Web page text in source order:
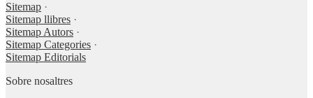
Sitemap ·
Sitemap llibres ·
Sitemap Autors ·
Sitemap Categories ·
Sitemap Editorials
Sobre nosaltres